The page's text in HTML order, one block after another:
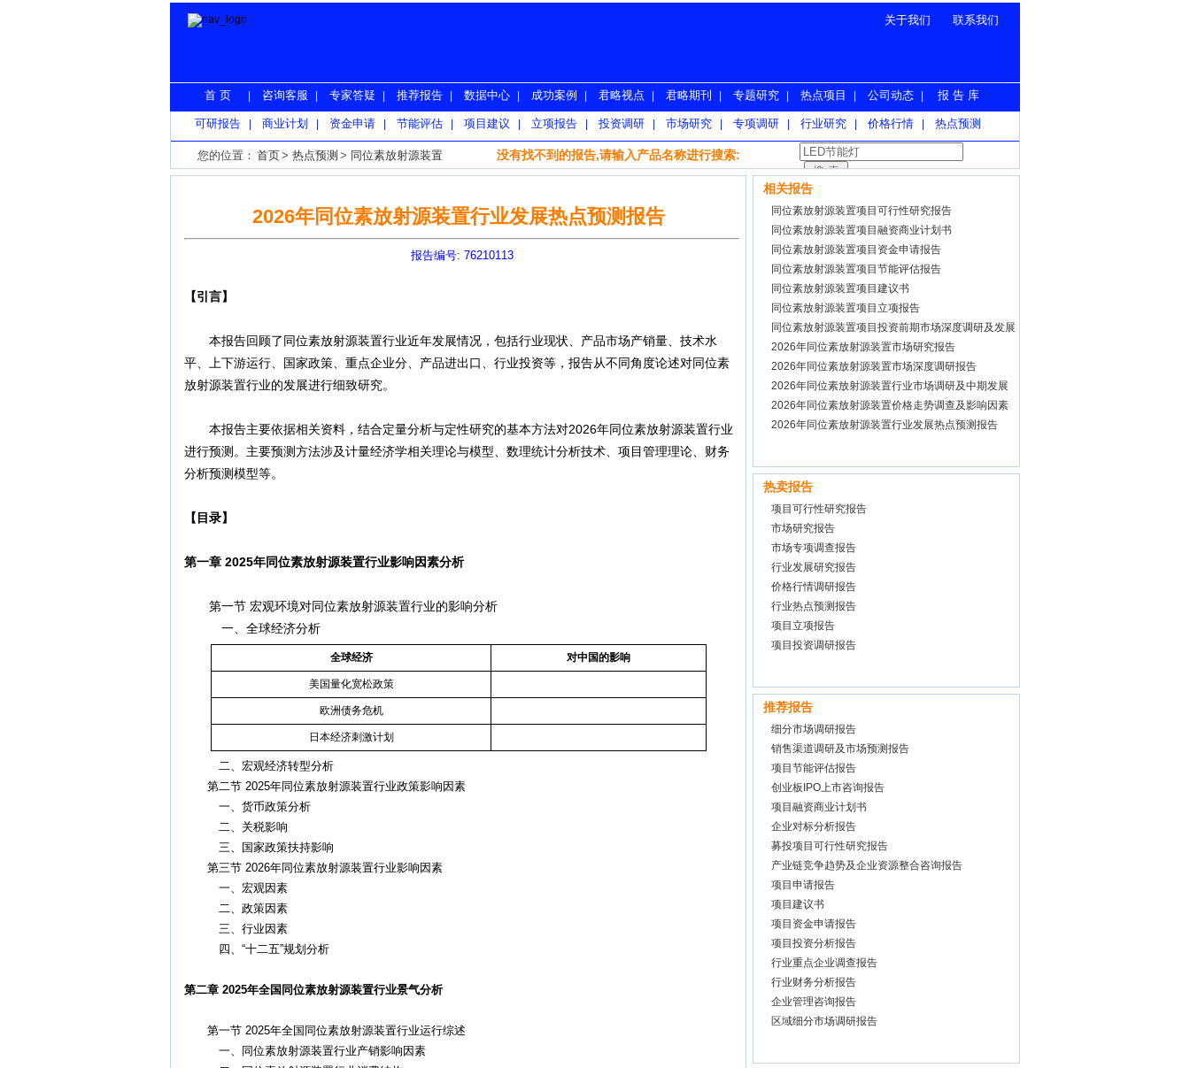
关于我们 联系我们
首 页 咨询客服 专家答疑 推荐报告 数据中心 成功案例 君略视点 君略期刊 专题研究 热点项目 公司动态 报 告 库
可研报告 商业计划 资金申请 节能评估 项目建议 立项报告 投资调研 市场研究 专项调研 行业研究 价格行情 热点预测
您的位置： 首页> 热点预测 > 同位素放射源装置 没有找不到的报告,请输入产品名称进行搜索:
2026年同位素放射源装置行业发展热点预测报告
报告编号: 76210113
【引言】
本报告回顾了同位素放射源装置行业近年发展情况，包括行业现状、产品市场产销量、技术水
平、上下游运行、国家政策、重点企业分、产品进出口、行业投资等，报告从不同角度论述对同位素
放射源装置行业的发展进行细致研究。
本报告主要依据相关资料，结合定量分析与定性研究的基本方法对2026年同位素放射源装置行业
进行预测。主要预测方法涉及计量经济学相关理论与模型、数理统计分析技术、项目管理理论、财务
分析预测模型等。
【目录】
第一章 2025年同位素放射源装置行业影响因素分析
第一节 宏观环境对同位素放射源装置行业的影响分析
一、全球经济分析
全球经济 对中国的影响
美国量化宽松政策
欧洲债务危机
日本经济刺激计划
二、宏观经济转型分析
第二节 2025年同位素放射源装置行业政策影响因素
一、货币政策分析
二、关税影响
三、国家政策扶持影响
第三节 2026年同位素放射源装置行业影响因素
一、宏观因素
二、政策因素
三、行业因素
四、“十二五”规划分析
第二章 2025年全国同位素放射源装置行业景气分析
第一节 2025年全国同位素放射源装置行业运行综述
一、同位素放射源装置行业产销影响因素
相关报告
同位素放射源装置项目可行性研究报告
同位素放射源装置项目融资商业计划书
同位素放射源装置项目资金申请报告
同位素放射源装置项目节能评估报告
同位素放射源装置项目建议书
同位素放射源装置项目立项报告
同位素放射源装置项目投资前期市场深度调研及发展
前景预测报告
2026年同位素放射源装置市场研究报告
2026年同位素放射源装置市场深度调研报告
2026年同位素放射源装置行业市场调研及中期发展
预测报告
2026年同位素放射源装置价格走势调查及影响因素
深度调研报告
2026年同位素放射源装置行业发展热点预测报告
热卖报告
项目可行性研究报告
市场研究报告
市场专项调查报告
行业发展研究报告
价格行情调研报告
行业热点预测报告
项目立项报告
项目投资调研报告
推荐报告
细分市场调研报告
销售渠道调研及市场预测报告
项目节能评估报告
创业板IPO上市咨询报告
项目融资商业计划书
企业对标分析报告
募投项目可行性研究报告
产业链竞争趋势及企业资源整合咨询报告
项目申请报告
项目建议书
项目资金申请报告
项目投资分析报告
行业重点企业调查报告
行业财务分析报告
企业管理咨询报告
区域细分市场调研报告